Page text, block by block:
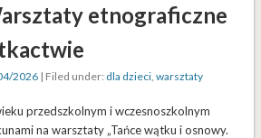
etnograficzne
2026 | Filed under: dla dzieci ,warsztaty
przedszkolnym i wczesnoszkolnym
na warsztaty „Tańce wątku i osnowy.